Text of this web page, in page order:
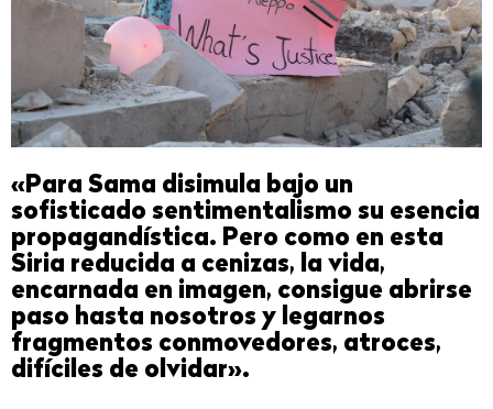
«Para Sama disimula bajo un
sofisticado sentimentalismo su esencia
propagandística. Pero como en esta
Siria reducida a cenizas, la vida,
encarnada en imagen, consigue abrirse
paso hasta nosotros y legarnos
fragmentos conmovedores, atroces,
difíciles de olvidar».